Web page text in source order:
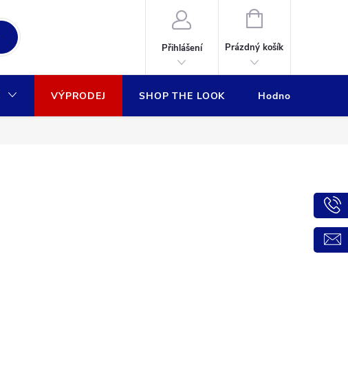
Přihlášení
NÁKUPNÍ
Prázdný košík
VÝPRODEJ SHOP THE LOOK Hodnocení